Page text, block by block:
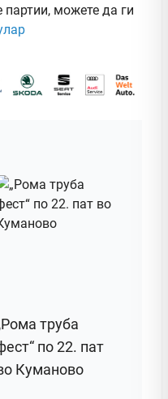
можете да ги
труба
по 22. пат
Куманово